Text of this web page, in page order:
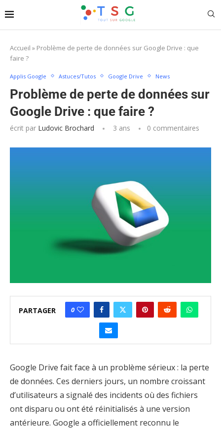
Accueil » Problème de perte de données sur Google Drive : que
faire ?
Applis Google Astuces/Tutos Google Drive News
Problème de perte de données sur
Google Drive : que faire ?
écrit par Ludovic Brochard 3 ans 0 commentaires
PARTAGER 0
Google Drive fait face à un problème sérieux : la perte
de données. Ces derniers jours, un nombre croissant
d’utilisateurs a signalé des incidents où des fichiers
ont disparu ou ont été réinitialisés à une version
antérieure. Google a officiellement reconnu le